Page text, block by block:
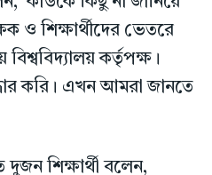
ও শিক্ষার্থীদের ভেতরে
কর্তৃপক্ষ।
করি। এখন আমরা জানতে
শিক্ষার্থী বলেন,